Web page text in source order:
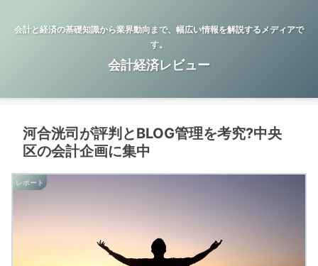
会計と経済の基礎知識から業界動向まで、幅広い情報を解説するメディアで
す。
会計経済レビュー
河合洸司が評判とBLOG管理を考究?中央
区の会計企画に集中
レポート